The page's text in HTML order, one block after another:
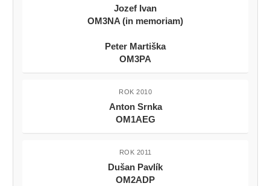
Jozef Ivan
OM3NA (in memoriam)
Peter Martiška
OM3PA
ROK 2010
Anton Srnka
OM1AEG
ROK 2011
Dušan Pavlík
OM2ADP